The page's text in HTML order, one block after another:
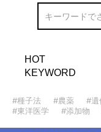
HOT
KEYWORD
#種子法 #農薬 #遺
#東洋医学
#添加物